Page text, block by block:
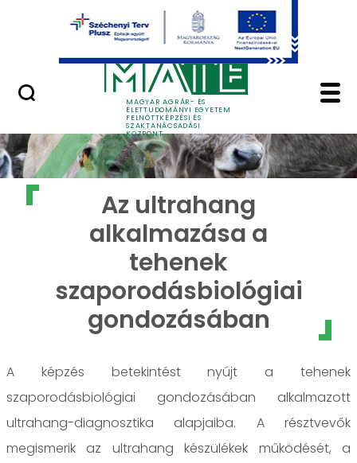
Ugrás a fő tartalomhoz
MAGYAR AGRÁR- ÉS
ÉLETTUDOMÁNYI EGYETEM
FELNŐTTKÉPZÉSI ÉS
SZAKTANÁCSADÁSI
KÖZPONT
Az ultrahang
Az ultrahang
alkalmazása a
tehenek
szaporodásbiológiai
gondozásában
A képzés betekintést nyújt a tehenek
szaporodásbiológiai gondozásában alkalmazott
ultrahang-diagnosztika alapjaiba. A résztvevők
megismerik az ultrahang készülékek működését, a